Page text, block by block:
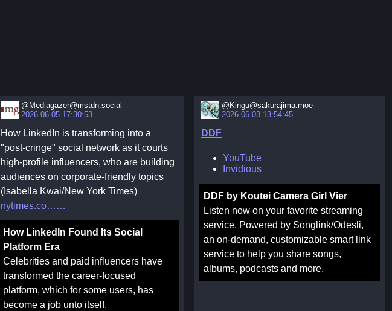
@Mediagazer@mstdn.social
2026-06-05 17:30:53
How LinkedIn is transforming into a
"post-cringe" social network as it courts
high-profile influencers, who are building
audiences on corporate-friendly topics
(Isabella Kwai/New York Times)
nytimes.co…
How LinkedIn Found Its Social
Platform Era
Celebrities and paid influencers have
transformed the career-focused
platform, which for some users, has
become a job unto itself.
@Kingu@sakurajima.moe
2026-06-03 13:54:45
DDF
YouTube
Invidious
DDF by Koutei Camera Girl Vier
Listen now on your favorite streaming
service. Powered by Songlink/Odesli,
an on-demand, customizable smart link
service to help you share songs,
albums, podcasts and more.